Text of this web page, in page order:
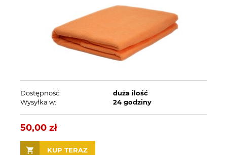
Dostępność:
duża ilość
Wysyłka w:
24 godziny
50,00 zł
KUP TERAZ